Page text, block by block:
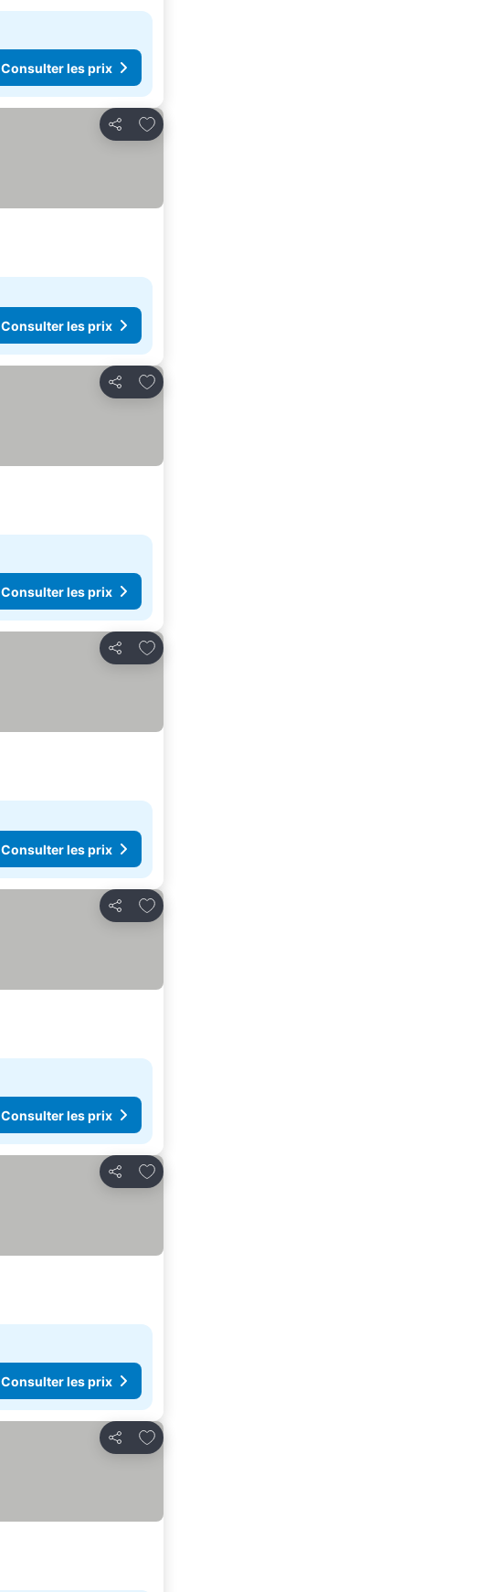
Consulter les prix
Partager
Ajouter à mes favoris
Consulter les prix
Partager
Ajouter à mes favoris
Consulter les prix
Partager
Ajouter à mes favoris
Consulter les prix
Partager
Ajouter à mes favoris
Consulter les prix
Partager
Ajouter à mes favoris
Consulter les prix
Partager
Ajouter à mes favoris